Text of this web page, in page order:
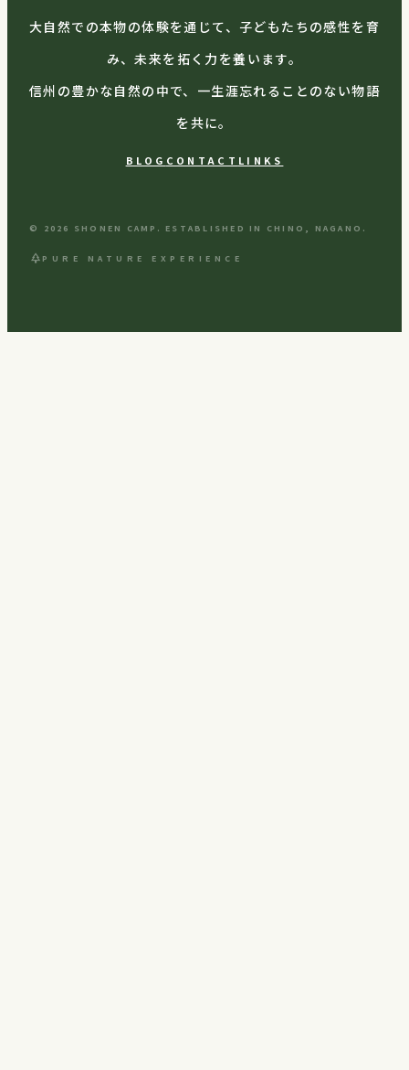
大自然での本物の体験を通じて、子どもたちの感性を育
み、未来を拓く力を養います。
信州の豊かな自然の中で、一生涯忘れることのない物語
を共に。
BLOG CONTACT LINKS
© 2026 SHONEN CAMP. ESTABLISHED IN CHINO, NAGANO.
park PURE NATURE EXPERIENCE